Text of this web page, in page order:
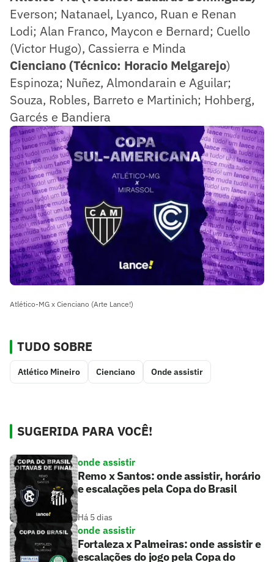
Everson; Natanael, Lyanco, Ruan e Renan
Lodi; Alan Franco, Maycon e Bernard; Cuello
(Victor Hugo), Cassierra e Minda
Cienciano (Técnico: Horacio Melgarejo)
Espinoza; Nuñez, Almondarain e Aguilar;
Souza, Robles, Barreto e Martinich; Hohberg,
Garcés e Bandiera
Atlético-MG x Cienciano (Arte Lance!)
TUDO SOBRE
Atlético Mineiro Cienciano Onde assistir
SUGERIDA PARA VOCÊ!
onde assistir
Remo x Santos: onde assistir, horário
e escalações pela Copa do Brasil
Há 5 dias
onde assistir
Fortaleza x Palmeiras: onde assistir e
escalações do jogo pela Copa do